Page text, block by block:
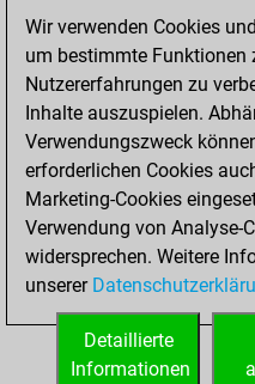
You
of 1570
your
2022
your
Wir verwenden Cookies
um bestimmte Funktionen
Nutzererfahrungen zu
Inhalte auszuspielen.
Verwendungszweck
erforderlichen Cookies
Marketing-Cookies
Verwendung von Analyse-
widersprechen. Weitere
unserer
Detaillierte
Informationen